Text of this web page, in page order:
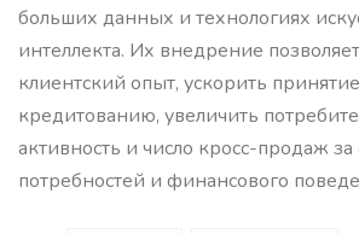
больших данных и технологиях
интеллекта. Их внедрение
клиентский опыт, ускорить
кредитованию, увеличить
активность и число кросс-продаж за
потребностей и финансового